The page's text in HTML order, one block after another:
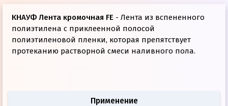
КНАУФ Лента кромочная FE- Лента из вспененного
полиэтилена с приклеенной полосой
полиэтиленовой пленки, которая препятствует
протеканию растворной смеси наливного пола.
Применение